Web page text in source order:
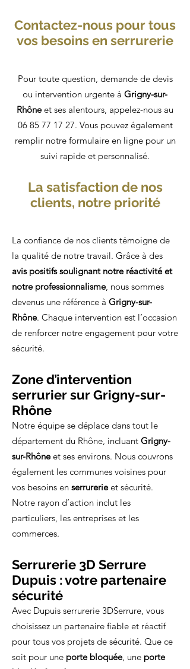
Contactez-nous pour tous
vos besoins en serrurerie
Pour toute question, demande de devis
ou intervention urgente à Grigny-sur-
Rhôneet ses alentours, appelez-nous au
06 85 77 17 27. Vous pouvez également
remplir notre formulaire en ligne pour un
suivi rapide et personnalisé.
La satisfaction de nos
clients, notre priorité
La confiance de nos clients témoigne de
la qualité de notre travail. Grâce à des
avis positifs soulignant notre réactivité et
notre professionnalisme, nous sommes
devenus une référence à Grigny-sur-
Rhône. Chaque intervention est l’occasion
de renforcer notre engagement pour votre
sécurité.
Zone d’intervention
serrurier sur Grigny-sur-
Rhône
Notre équipe se déplace dans tout le
département du Rhône, incluant Grigny-
sur-Rhôneet ses environs. Nous couvrons
également les communes voisines pour
vos besoins en serrurerieet sécurité.
Notre rayon d’action inclut les
particuliers, les entreprises et les
commerces.
Serrurerie 3D Serrure
Dupuis : votre partenaire
sécurité
Avec Dupuis serrurerie 3DSerrure, vous
choisissez un partenaire fiable et réactif
pour tous vos projets de sécurité. Que ce
soit pour une porte bloquée, une porte